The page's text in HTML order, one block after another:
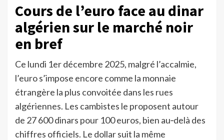
Cours de l’euro face au dinar
algérien sur le marché noir
en bref
Ce lundi 1er décembre 2025, malgré l’accalmie,
l’euro s’impose encore comme la monnaie
étrangère la plus convoitée dans les rues
algériennes. Les cambistes le proposent autour
de 27 600 dinars pour 100 euros, bien au‑delà des
chiffres officiels. Le dollar suit la même